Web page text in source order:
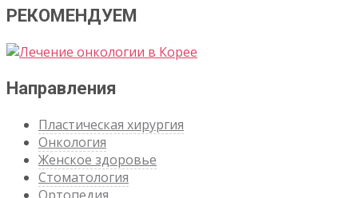
РЕКОМЕНДУЕМ
Направления
Пластическая хирургия
Онкология
Женское здоровье
Стоматология